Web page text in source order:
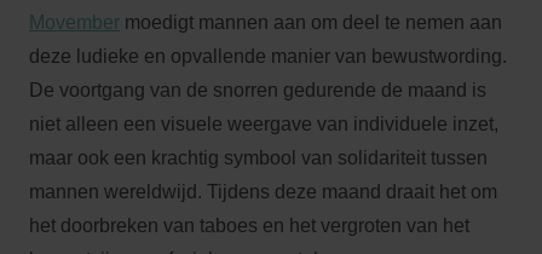
Movember moedigt mannen aan om deel te nemen aan
deze ludieke en opvallende manier van bewustwording.
De voortgang van de snorren gedurende de maand is
niet alleen een visuele weergave van individuele inzet,
maar ook een krachtig symbool van solidariteit tussen
mannen wereldwijd. Tijdens deze maand draait het om
het doorbreken van taboes en het vergroten van het